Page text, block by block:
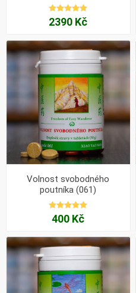
2390 Kč
Volnost svobodného
poutníka (061)
400 Kč